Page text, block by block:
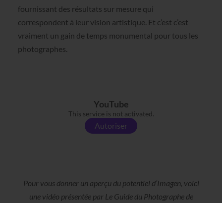
fournissant des résultats sur mesure qui
correspondent à leur vision artistique. Et c’est c’est
vraiment un gain de temps monumental pour tous les
photographes.
YouTube
This service is not activated.
Autoriser
Pour vous donner un aperçu du potentiel d’Imagen, voici
une vidéo présentée par Le Guide du Photographe de